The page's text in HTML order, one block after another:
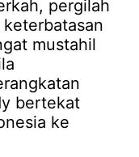
pergilah
mustahil
bertekat
ke